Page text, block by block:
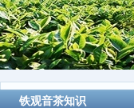
铁观音茶知识